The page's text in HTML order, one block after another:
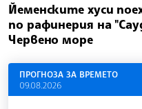
Йеменските хуси
по рафинерия на
Червено море
ПРОГНОЗА ЗА ВРЕМЕТО
09.08.2026